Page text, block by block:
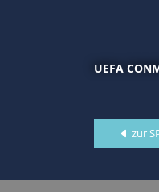
UEFA
zur